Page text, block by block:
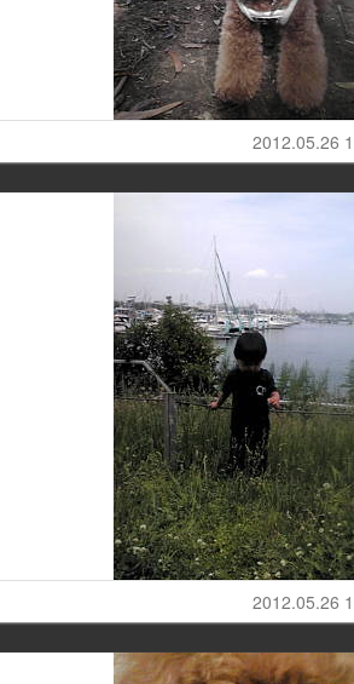
2012.05.26
2012.05.26